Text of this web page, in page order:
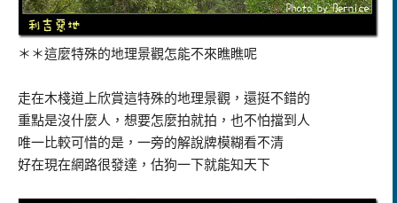
＊＊這麼特殊的地理景觀怎能不來瞧瞧呢
走在木棧道上欣賞這特殊的地理景觀，還挺不錯的
重點是沒什麼人，想要怎麼拍就拍，也不怕擋到人
唯一比較可惜的是，一旁的解說牌模糊看不清
好在現在網路很發達，估狗一下就能知天下